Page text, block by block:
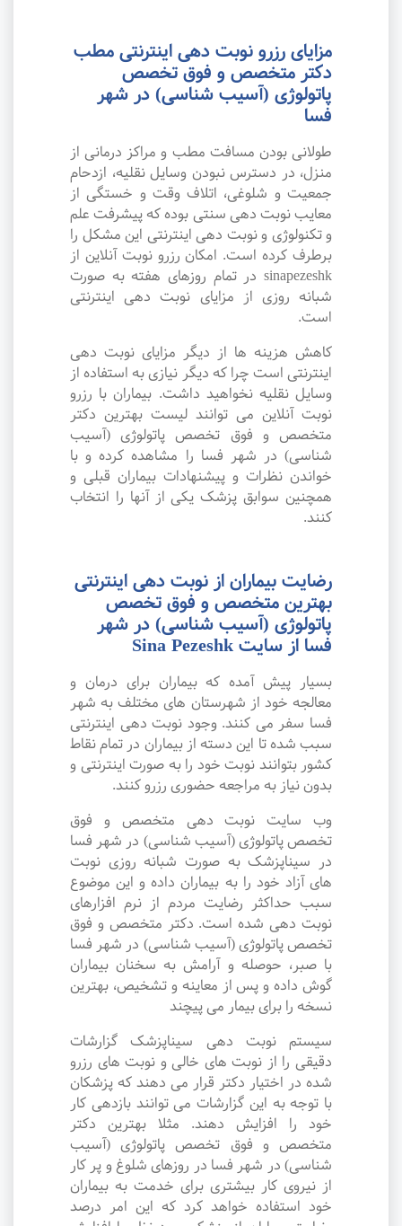
مزایای رزرو نوبت دهی اینترنتی مطب
دکتر متخصص و فوق تخصص
پاتولوژی (آسیب شناسی) در شهر
فسا
طولانی بودن مسافت مطب و مراکز درمانی از
منزل، در دسترس نبودن وسایل نقلیه، ازدحام
جمعیت و شلوغی، اتلاف وقت و خستگی از
معایب نوبت دهی سنتی بوده که پیشرفت علم
و تکنولوژی و نوبت دهی اینترنتی این مشکل را
برطرف کرده است. امکان رزرو نوبت آنلاین از
sinapezeshk در تمام روزهای هفته به صورت
شبانه روزی از مزایای نوبت دهی اینترنتی
است.
کاهش هزینه ها از دیگر مزایای نوبت دهی
اینترنتی است چرا که دیگر نیازی به استفاده از
وسایل نقلیه نخواهید داشت. بیماران با رزرو
نوبت آنلاین می توانند لیست بهترین دکتر
متخصص و فوق تخصص پاتولوژی (آسیب
شناسی) در شهر فسا را مشاهده کرده و با
خواندن نظرات و پیشنهادات بیماران قبلی و
همچنین سوابق پزشک یکی از آنها را انتخاب
کنند.
رضایت بیماران از نوبت دهی اینترنتی
بهترین متخصص و فوق تخصص
پاتولوژی (آسیب شناسی) در شهر
فسا از سایت Sina Pezeshk
بسیار پیش آمده که بیماران برای درمان و
معالجه خود از شهرستان های مختلف به شهر
فسا سفر می کنند. وجود نوبت دهی اینترنتی
سبب شده تا این دسته از بیماران در تمام نقاط
کشور بتوانند نوبت خود را به صورت اینترنتی و
بدون نیاز به مراجعه حضوری رزرو کنند.
وب سایت نوبت دهی متخصص و فوق
تخصص پاتولوژی (آسیب شناسی) در شهر فسا
در سیناپزشک به صورت شبانه روزی نوبت
های آزاد خود را به بیماران داده و این موضوع
سبب حداکثر رضایت مردم از نرم افزارهای
نوبت دهی شده است. دکتر متخصص و فوق
تخصص پاتولوژی (آسیب شناسی) در شهر فسا
با صبر، حوصله و آرامش به سخنان بیماران
گوش داده و پس از معاینه و تشخیص، بهترین
نسخه را برای بیمار می پیچند
سیستم نوبت دهی سیناپزشک گزارشات
دقیقی را از نوبت های خالی و نوبت های رزرو
شده در اختیار دکتر قرار می دهند که پزشکان
با توجه به این گزارشات می توانند بازدهی کار
خود را افزایش دهند. مثلا بهترین دکتر
متخصص و فوق تخصص پاتولوژی (آسیب
شناسی) در شهر فسا در روزهای شلوغ و پر کار
از نیروی کار بیشتری برای خدمت به بیماران
خود استفاده خواهد کرد که این امر درصد